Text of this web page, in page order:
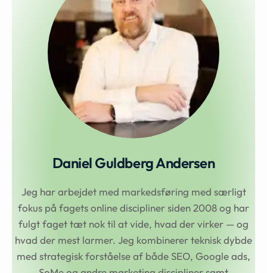
Daniel Guldberg Andersen
Jeg har arbejdet med markedsføring med særligt
fokus på fagets online discipliner siden 2008 og har
fulgt faget tæt nok til at vide, hvad der virker — og
hvad der mest larmer. Jeg kombinerer teknisk dybde
med strategisk forståelse af både SEO, Google ads,